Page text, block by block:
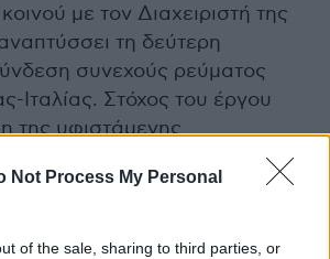
Not Process My Personal
of the sale, sharing to third parties, or
με τον Διαχειριστή της
τη δεύτερη
συνεχούς ρεύματος
Ιταλίας. Στόχος του έργου
της υφιστάμενης
ηλεκτρικών δικτύων Ελλάδας
νέα αμφίδρομης ροής
η οποία θα τριπλασιάσει τα